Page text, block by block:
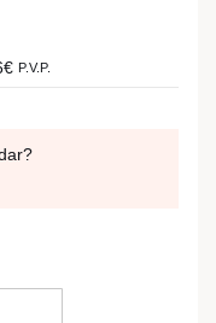
P.V.P.